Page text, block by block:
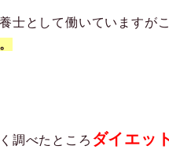
士として働いていますが
調べたところ ダイエッ